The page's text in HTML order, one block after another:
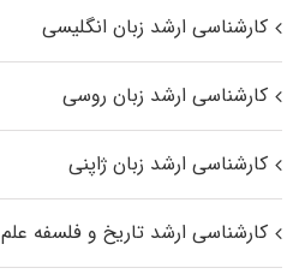
کارشناسی ارشد زبان انگلیسی
کارشناسی ارشد زبان روسی
کارشناسی ارشد زبان ژاپنی
کارشناسی ارشد تاریخ و فلسفه علم